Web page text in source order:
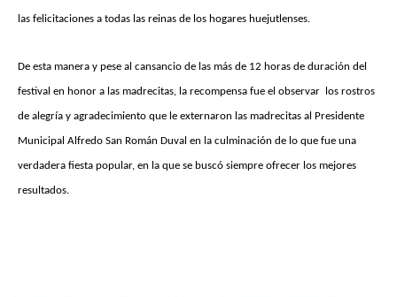
las felicitaciones a todas las reinas de los hogares huejutlenses.
De esta manera y pese al cansancio de las más de 12 horas de duración del
festival en honor a las madrecitas, la recompensa fue el observar los rostros
de alegría y agradecimiento que le externaron las madrecitas al Presidente
Municipal Alfredo San Román Duval en la culminación de lo que fue una
verdadera fiesta popular, en la que se buscó siempre ofrecer los mejores
resultados.